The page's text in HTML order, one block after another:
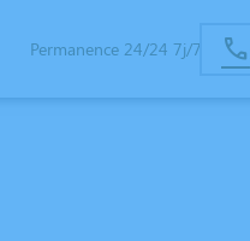
Permanence 24/24 7j/7